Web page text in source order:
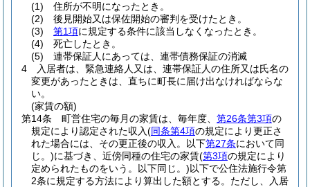
(1)
住所が不明になったとき。
(2)
後見開始又は保佐開始の審判を受けたとき。
(3)
第1項に規定する条件に該当しなくなったとき。
(4)
死亡したとき。
(5)
連帯保証人にあっては、連帯債務保証の消滅
4
入居者は、緊急連絡人又は、連帯保証人の住所又は氏名の
変更があったときは、直ちに町長に届け出なければならな
い。
(家賃の額)
第14条
町営住宅の毎月の家賃は、毎年度、 第26条第3項の
規定により認定された収入(同条第4項の規定により更正さ
れた場合には、その更正後の収入。以下第27条において同
じ。)に基づき、近傍同種の住宅の家賃(第3項の規定により
定められたものをいう。以下同じ。)以下で公住法施行令第
2条に規定する方法により算出した額とする。 ただし、入居